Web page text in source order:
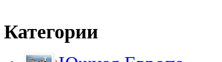
Категории